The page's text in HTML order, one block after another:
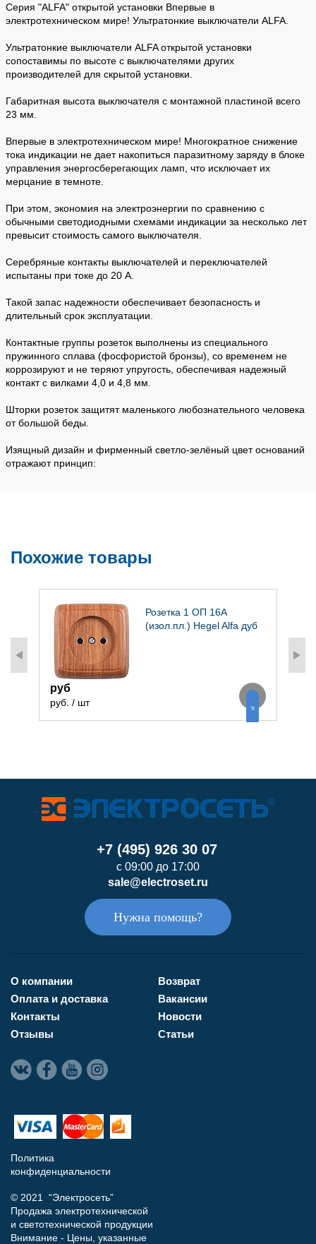
Серия "ALFA" открытой установки Впервые в
электротехническом мире! Ультратонкие выключатели ALFA.
Ультратонкие выключатели ALFA открытой установки
сопоставимы по высоте с выключателями других
производителей для скрытой установки.
Габаритная высота выключателя с монтажной пластиной всего
23 мм.
Впервые в электротехническом мире! Многократное снижение
тока индикации не дает накопиться паразитному заряду в блоке
управления энергосберегающих ламп, что исключает их
мерцание в темноте.
При этом, экономия на электроэнергии по сравнению с
обычными светодиодными схемами индикации за несколько лет
превысит стоимость самого выключателя.
Серебряные контакты выключателей и переключателей
испытаны при токе до 20 А.
Такой запас надежности обеспечивает безопасность и
длительный срок эксплуатации.
Контактные группы розеток выполнены из специального
пружинного сплава (фосфористой бронзы), со временем не
коррозируют и не теряют упругость, обеспечивая надежный
контакт с вилками 4,0 и 4,8 мм.
Шторки розеток защитят маленького любознательного человека
от большой беды.
Изящный дизайн и фирменный светло-зелёный цвет оснований
отражают принцип:
Похожие товары
Розетка 1 ОП 16А
(изол.пл.) Hegel Alfa дуб
руб
руб. / шт
+7 (495) 926 30 07
с 09:00 до 17:00
sale@electroset.ru
Нужна помощь?
О компании
Оплата и доставка
Контакты
Отзывы
Возврат
Вакансии
Новости
Статьи
Политика
конфиденциальности
© 2021 “Электросеть”
Продажа электротехнической
и светотехнической продукции
Внимание - Цены, указанные